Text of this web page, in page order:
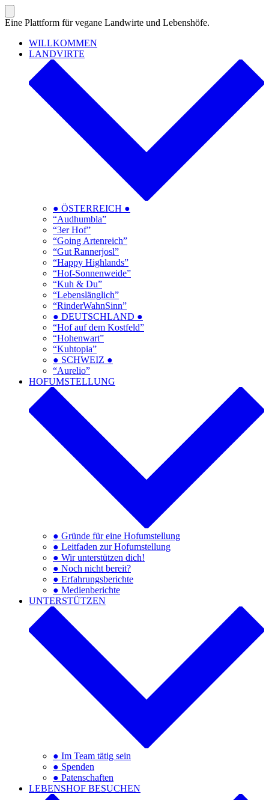
Zum
Inhalt
Suche
ein-/ausblenden
Eine Plattform für vegane Landwirte und Lebenshöfe.
WILLKOMMEN
LANDVIRTE
● ÖSTERREICH ●
“Audhumbla”
“3er Hof”
“Going Artenreich”
“Gut Rannerjosl”
“Happy Highlands”
“Hof-Sonnenweide”
“Kuh & Du”
“Lebenslänglich”
“RinderWahnSinn”
● DEUTSCHLAND ●
“Hof auf dem Kostfeld”
“Hohenwart”
“Kuhtopia”
● SCHWEIZ ●
“Aurelio”
HOFUMSTELLUNG
● Gründe für eine Hofumstellung
● Leitfaden zur Hofumstellung
● Wir unterstützen dich!
● Noch nicht bereit?
● Erfahrungsberichte
● Medienberichte
UNTERSTÜTZEN
● Im Team tätig sein
● Spenden
● Patenschaften
LEBENSHOF BESUCHEN